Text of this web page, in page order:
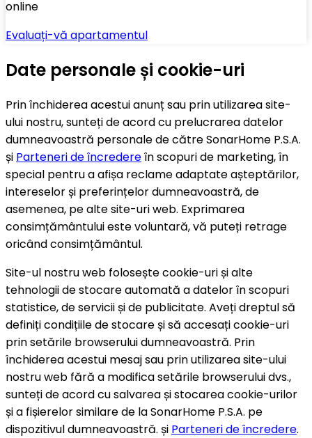
online
Evaluați-vă apartamentul
Date personale și cookie-uri
Prin închiderea acestui anunț sau prin utilizarea site-
ului nostru, sunteți de acord cu prelucrarea datelor
dumneavoastră personale de către SonarHome P.S.A.
și Parteneri de încredereîn scopuri de marketing, în
special pentru a afișa reclame adaptate așteptărilor,
intereselor și preferințelor dumneavoastră, de
asemenea, pe alte site-uri web. Exprimarea
consimțământului este voluntară, vă puteți retrage
oricând consimțământul.
Site-ul nostru web folosește cookie-uri și alte
tehnologii de stocare automată a datelor în scopuri
statistice, de servicii și de publicitate. Aveți dreptul să
definiți condițiile de stocare și să accesați cookie-uri
prin setările browserului dumneavoastră. Prin
închiderea acestui mesaj sau prin utilizarea site-ului
nostru web fără a modifica setările browserului dvs.,
sunteți de acord cu salvarea și stocarea cookie-urilor
și a fișierelor similare de la SonarHome P.S.A. pe
dispozitivul dumneavoastră. și Parteneri de încredere.